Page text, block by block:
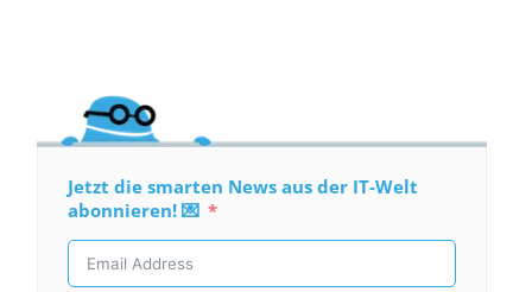
Jetzt die smarten News aus der IT-Welt
abonnieren! 💌